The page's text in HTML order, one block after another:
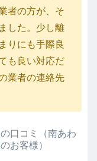
者の方が、そ
した。少し離
りにも手際良
も良い対応だ
業者の連絡先
口コミ（南あわ
お客様）